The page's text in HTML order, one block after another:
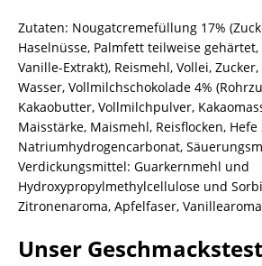
Zutaten: Nougatcremefüllung 17%
Haselnüsse, Palmfett teilweise gehärtet,
Vanille-Extrakt), Reismehl, Vollei,
Wasser, Vollmilchschokolade 4%
Kakaobutter, Vollmilchpulver,
Maisstärke, Maismehl, Reisflocken,
Natriumhydrogencarbonat,
Verdickungsmittel: Guarkernmehl und
Hydroxypropylmethylcellulose und
Zitronenaroma, Apfelfaser,
Unser Geschmackstest